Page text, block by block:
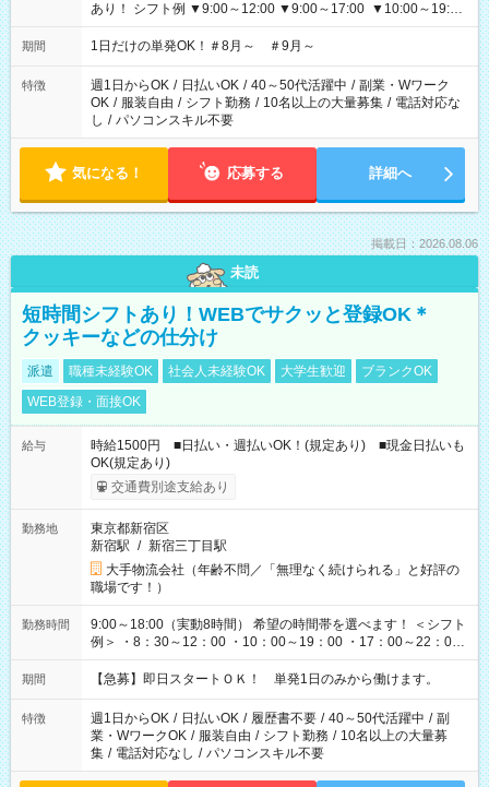
あり！ シフト例 ▼9:00～12:00 ▼9:00～17:00 ▼10:00～19:00
▼18:00～21:00
期間 1日だけの単発OK！＃8月～ ＃9月～
特徴 週1日からOK / 日払いOK / 40～50代活躍中 / 副業・Wワーク
OK / 服装自由 / シフト勤務 / 10名以上の大量募集 / 電話対応な
し / パソコンスキル不要
気になる！ 応募する 詳細へ
掲載日：2026.08.06
未読
短時間シフトあり！WEBでサクッと登録OK＊
クッキーなどの仕分け
派遣 職種未経験OK 社会人未経験OK 大学生歓迎
ブランクOK
WEB登録・面接OK
給与
時給1500円 ■日払い・週払いOK！(規定あり) ■現金日払いも
OK(規定あり)
交通費別途支給あり
勤務地
東京都新宿区
新宿駅 / 新宿三丁目駅
大手物流会社（年齢不問／「無理なく続けられる」と好評の
職場です！）
勤務時間
9:00～18:00（実動8時間） 希望の時間帯を選べます！ ＜シフト
例＞ ・8：30～12：00 ・10：00～19：00 ・17：00～22：00
・13：00～22：00 ・22：00～翌6：00 など
期間 【急募】即日スタートＯＫ！ 単発1日のみから働けます。
特徴 週1日からOK / 日払いOK / 履歴書不要 / 40～50代活躍中 / 副
業・WワークOK / 服装自由 / シフト勤務 / 10名以上の大量募
集 / 電話対応なし / パソコンスキル不要